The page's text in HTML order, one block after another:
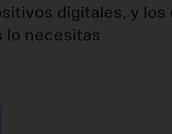
digitales, y los
lo necesitas